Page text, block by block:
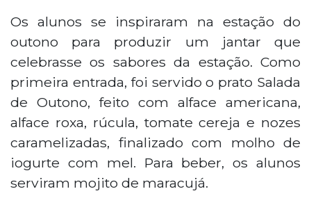
Os alunos se inspiraram na estação do
outono para produzir um jantar que
celebrasse os sabores da estação. Como
primeira entrada, foi servido o prato Salada
de Outono, feito com alface americana,
alface roxa, rúcula, tomate cereja e nozes
caramelizadas, finalizado com molho de
iogurte com mel. Para beber, os alunos
serviram mojito de maracujá.